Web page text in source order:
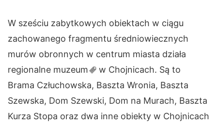
W sześciu zabytkowych obiektach w ciągu
zachowanego fragmentu średniowiecznych
murów obronnych w centrum miasta działa
regionalne muzeum
w Chojnicach. Są to
Brama Człuchowska, Baszta Wronia, Baszta
Szewska, Dom Szewski, Dom na Murach, Baszta
Kurza Stopa oraz dwa inne obiekty w Chojnicach